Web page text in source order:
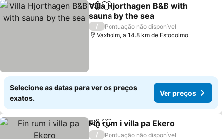
PartilharAdicionar aos favoritos
Villa Hjorthagen B&B with
sauna by the sea
/
Pontuação não disponível
Vaxholm, a 14.8 km de Estocolmo
Selecione as datas para ver os preços
exatos.
Ver preços
PartilharAdicionar aos favoritos
Fin rum i villa pa Ekero
/
Pontuação não disponível